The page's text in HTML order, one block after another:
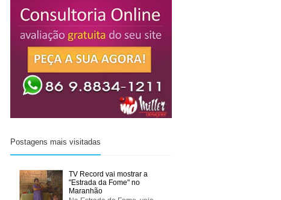
Postagens mais visitadas
TV Record vai mostrar a
"Estrada da Fome" no
Maranhão